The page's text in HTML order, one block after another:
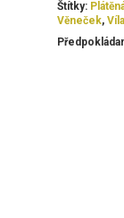
Štítky:
Věneček, Víla